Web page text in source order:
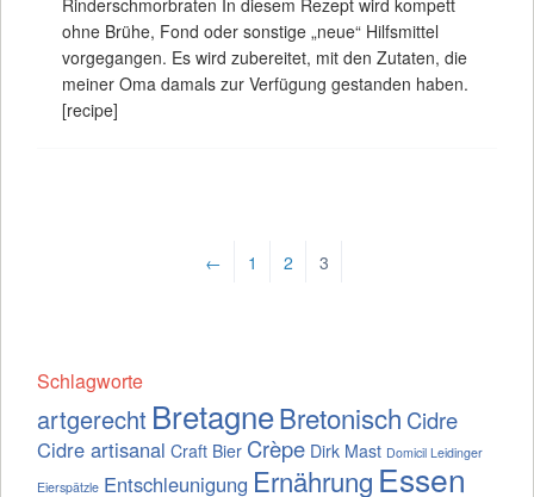
Rinderschmorbraten In diesem Rezept wird kompett
ohne Brühe, Fond oder sonstige „neue“ Hilfsmittel
vorgegangen. Es wird zubereitet, mit den Zutaten, die
meiner Oma damals zur Verfügung gestanden haben.
[recipe]
← 1 2 3
Schlagworte
artgerecht BretagneBretonisch Cidre
Cidre artisanal Craft Bier Crèpe Dirk Mast Domicil Leidinger
Eierspätzle Entschleunigung Ernährung Essen